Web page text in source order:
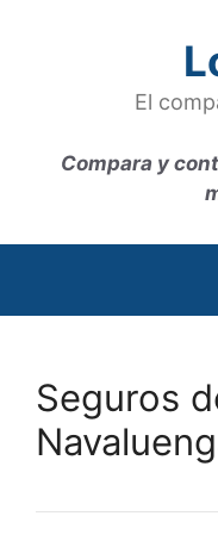
El
Compara y
Seguros